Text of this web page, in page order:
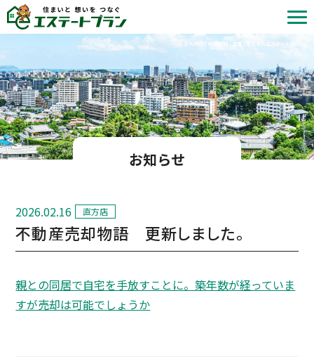
北九州の不動産売却・査定 | 株式会社エステートプラン
お知らせ
2026.02.16 直方店
不動産売却物語 更新しました。
親との同居で自宅を手放すことに。築年数が経っていま
すが売却は可能でしょうか